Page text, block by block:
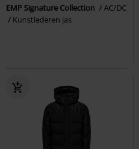
EMP Signature Collection
AC/DC
Kunstlederen jas